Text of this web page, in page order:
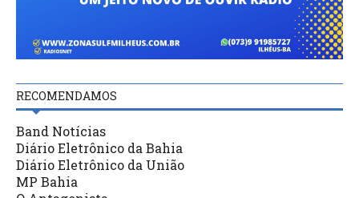
RECOMENDAMOS
Band Notícias
Diário Eletrônico da Bahia
Diário Eletrônico da União
MP Bahia